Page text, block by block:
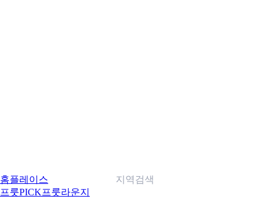
홈플레이스
프룻PICK프룻라운지
지역검색